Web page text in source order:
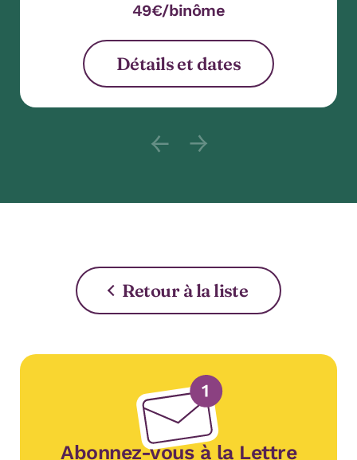
49€/binôme
Détails et dates
Previous slide content : null
Next slide content :
Retour à la liste
Abonnez-vous à la Lettre